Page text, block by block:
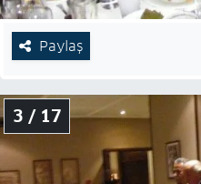
Paylaş
3 / 17